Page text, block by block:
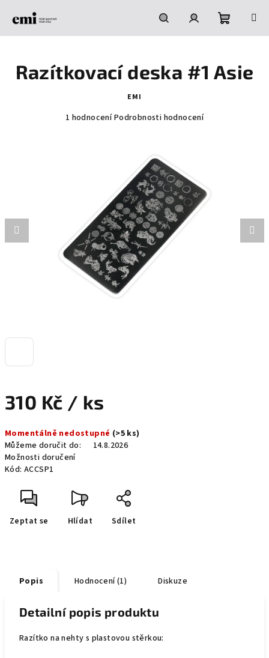
HledatPřihlášeníNákupní
košík
310 Kč / ks
cena:
Momentálně nedostupné (>5 ks)
Můžeme doručit do:
14.8.2026
Možnosti doručení
Kód: ACCSP1
Zeptat se Hlídat Sdílet
Razítkovací deska #1 Asie
EMI
Průměrné
hvězdiček.
1 hodnoceníPodrobnosti hodnocení
Popis Hodnocení (1) Diskuze
Detailní popis produktu
Razítko na nehty s plastovou stěrkou: